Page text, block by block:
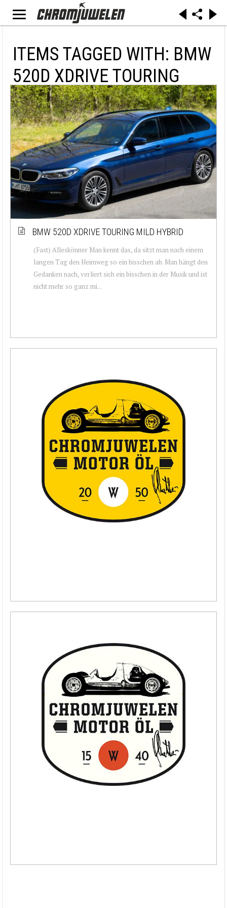
ITEMS TAGGED WITH: BMW
520D XDRIVE TOURING
BMW 520D XDRIVE TOURING MILD HYBRID
(Fast) Alleskönner Man kennt das, da sitzt man nach einem
langen Tag den Heimweg so ein bisschen ab. Man hängt den
Gedanken nach, verliert sich ein bisschen in der Musik und ist
nicht mehr so ganz mi...